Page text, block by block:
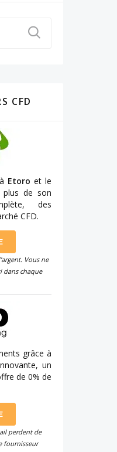
CFD
Etoro et le
plus de son
des
CFD.
Vous ne
dans chaque
grâce à
un
de 0% de
perdent de
fournisseur